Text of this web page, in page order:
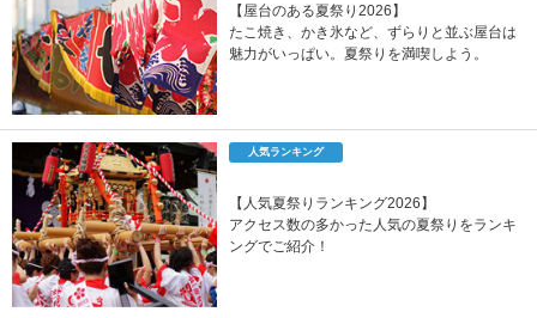
【屋台のある夏祭り2026】
たこ焼き、かき氷など、ずらりと並ぶ屋台は
魅力がいっぱい。夏祭りを満喫しよう。
人気ランキング
【人気夏祭りランキング2026】
アクセス数の多かった人気の夏祭りをランキ
ングでご紹介！